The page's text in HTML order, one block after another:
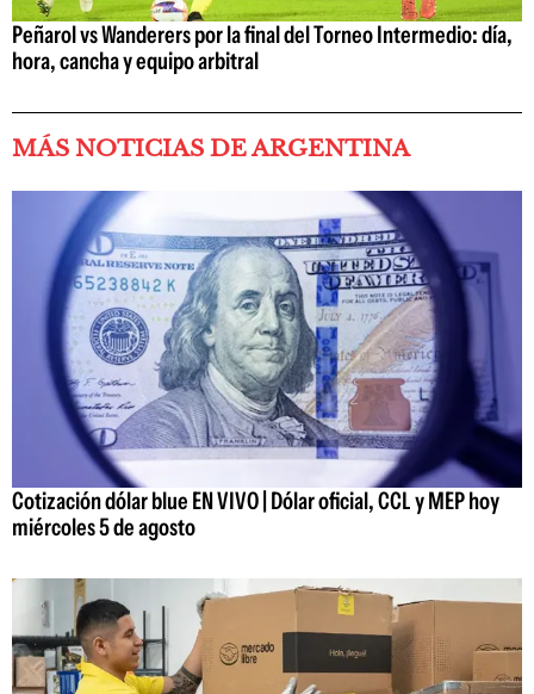
Peñarol vs Wanderers por la final del Torneo Intermedio: día,
hora, cancha y equipo arbitral
MÁS NOTICIAS DE ARGENTINA
Cotización dólar blue EN VIVO | Dólar oficial, CCL y MEP hoy
miércoles 5 de agosto